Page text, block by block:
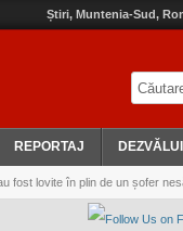
Știri, Muntenia-Sud,
REPORTAJ
fost lovite în plin de un șofer